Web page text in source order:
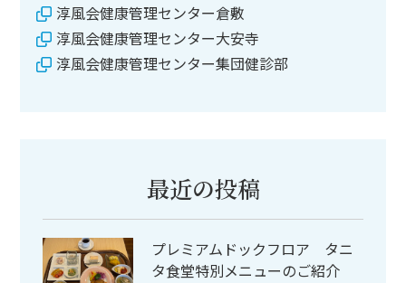
淳風会健康管理センター倉敷
淳風会健康管理センター大安寺
淳風会健康管理センター集団健診部
最近の投稿
プレミアムドックフロア タニ
タ食堂特別メニューのご紹介